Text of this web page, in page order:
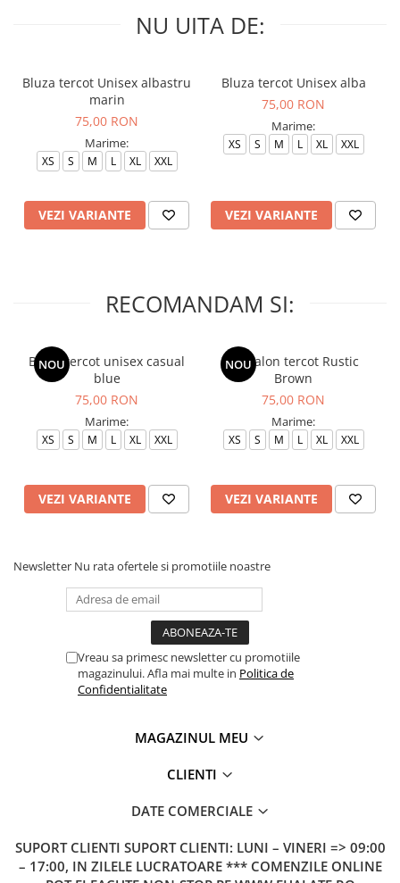
NU UITA DE:
Bluza tercot Unisex albastru
marin
75,00 RON
Marime:
XS S M L XL XXL
VEZI VARIANTE
Bluza tercot Unisex alba
75,00 RON
Marime:
XS S M L XL XXL
VEZI VARIANTE
RECOMANDAM SI:
NOU
Bluza tercot unisex casual
blue
75,00 RON
Marime:
XS S M L XL XXL
VEZI VARIANTE
NOU
Pantalon tercot Rustic
Brown
75,00 RON
Marime:
XS S M L XL XXL
VEZI VARIANTE
Newsletter Nu rata ofertele si promotiile noastre
Vreau sa primesc newsletter cu promotiile
magazinului. Afla mai multe in Politica de
Confidentialitate
MAGAZINUL MEU
CLIENTI
DATE COMERCIALE
SUPORT CLIENTI SUPORT CLIENTI: LUNI – VINERI => 09:00
– 17:00, IN ZILELE LUCRATOARE *** COMENZILE ONLINE